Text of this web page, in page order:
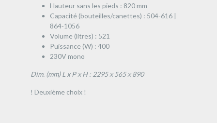
Hauteur sans les pieds : 820 mm
Capacité (bouteilles/canettes) : 504-616 |
864-1056
Volume (litres) : 521
Puissance (W) : 400
230V mono
Dim. (mm) L x P x H : 2295 x 565 x 890
! Deuxième choix !